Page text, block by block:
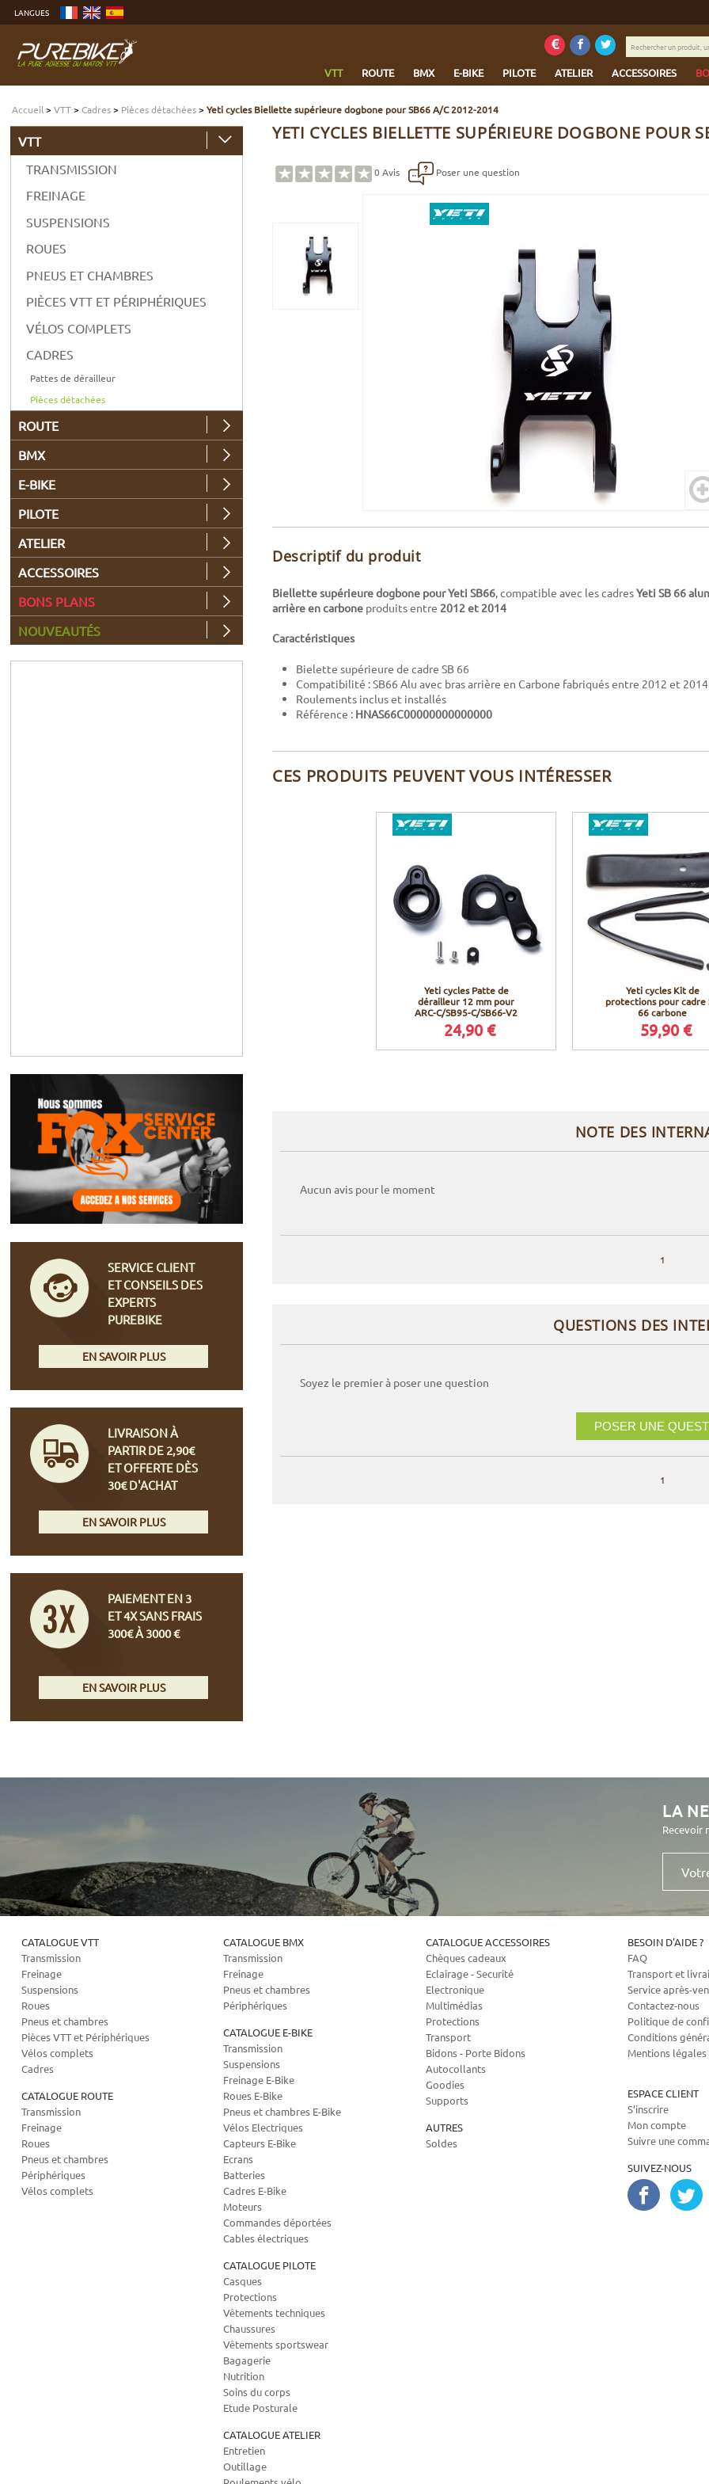
contenu
menu
Aller
LANGUES
VTT ROUTE BMX E-BIKE PILOTE ATELIER ACCESSOIRES
Rechercher
un
une
marque...
Accueil >VTT>Cadres> Pièces détachées>Yeti cycles Biellette supérieure dogbone pour SB66 A/C 2012-2014
YETI CYCLES BIELLETTE SUPÉRIEURE DOGBONE POUR
0 Avis Poser une question
Descriptif du produit
Biellette supérieure dogbone pour Yeti SB66, compatible avec les cadresYeti SB 66
arrière en carbone produits entre 2012 et 2014
Caractéristiques
Bielette supérieure de cadre SB 66
Compatibilité : SB66 Alu avec bras arrière en Carbone fabriqués entre 2012 et 2014
Roulements inclus et installés
Référence : HNAS66C00000000000000
CES PRODUITS PEUVENT VOUS INTÉRESSER
Yeti cycles Patte de
dérailleur 12 mm pour
ARC-C/SB95-C/SB66-V2
24,90 €
Yeti cycles Kit de
protections pour cadre
66 carbone
59,90 €
NOTE DES
Aucun avis pour le moment
1
QUESTIONS DES
Soyez le premier à poser une question
POSER UNE
1
VTT
TRANSMISSION
FREINAGE
SUSPENSIONS
ROUES
PNEUS ET CHAMBRES
PIÈCES VTT ET PÉRIPHÉRIQUES
VÉLOS COMPLETS
CADRES
Pattes de dérailleur
Pièces détachées
ROUTE
BMX
E-BIKE
PILOTE
ATELIER
ACCESSOIRES
BONS PLANS
NOUVEAUTÉS
SERVICE CLIENT
ET CONSEILS DES
EXPERTS
PUREBIKE
EN SAVOIR PLUS
LIVRAISON À
PARTIR DE 2,90€
ET OFFERTE DÈS
30€ D'ACHAT
EN SAVOIR PLUS
PAIEMENT EN 3
ET 4X SANS FRAIS
300€ À 3000 €
EN SAVOIR PLUS
LA
Recevoir
Votre
mail
CATALOGUE VTT
Transmission
Freinage
Suspensions
Roues
Pneus et chambres
Pièces VTT et Périphériques
Vélos complets
Cadres
CATALOGUE ROUTE
Transmission
Freinage
Roues
Pneus et chambres
Périphériques
Vélos complets
CATALOGUE BMX
Transmission
Freinage
Pneus et chambres
Périphériques
CATALOGUE E-BIKE
Transmission
Suspensions
Freinage E-Bike
Roues E-Bike
Pneus et chambres E-Bike
Vélos Electriques
Capteurs E-Bike
Ecrans
Batteries
Cadres E-Bike
Moteurs
Commandes déportées
Cables électriques
CATALOGUE PILOTE
Casques
Protections
Vêtements techniques
Chaussures
Vêtements sportswear
Bagagerie
Nutrition
Soins du corps
Etude Posturale
CATALOGUE ATELIER
Entretien
Outillage
CATALOGUE ACCESSOIRES
Chèques cadeaux
Eclairage - Securité
Electronique
Multimédias
Protections
Transport
Bidons - Porte Bidons
Autocollants
Goodies
Supports
AUTRES
Soldes
BESOIN D'AIDE ?
FAQ
Transport et
Service après-
Contactez-nous
Politique de
Conditions
Mentions légales
ESPACE CLIENT
S’inscrire
Mon compte
Suivre une
SUIVEZ-NOUS